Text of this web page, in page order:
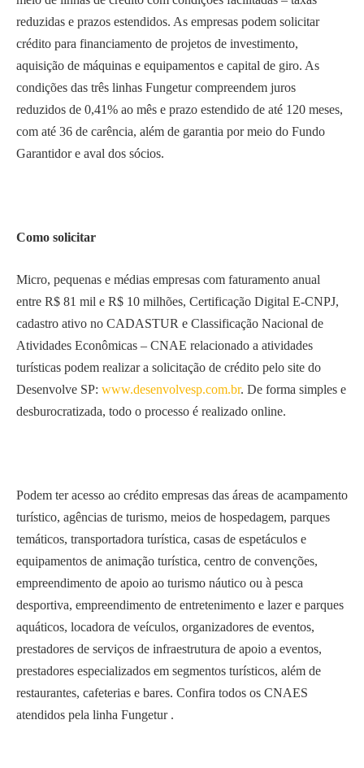
reduzidas e prazos estendidos. As empresas podem solicitar
crédito para financiamento de projetos de investimento,
aquisição de máquinas e equipamentos e capital de giro. As
condições das três linhas Fungetur compreendem juros
reduzidos de 0,41% ao mês e prazo estendido de até 120 meses,
com até 36 de carência, além de garantia por meio do Fundo
Garantidor e aval dos sócios.
Como solicitar
Micro, pequenas e médias empresas com faturamento anual
entre R$ 81 mil e R$ 10 milhões, Certificação Digital E-CNPJ,
cadastro ativo no CADASTUR e Classificação Nacional de
Atividades Econômicas – CNAE relacionado a atividades
turísticas podem realizar a solicitação de crédito pelo site do
Desenvolve SP: www.desenvolvesp.com.br. De forma simples e
desburocratizada, todo o processo é realizado online.
Podem ter acesso ao crédito empresas das áreas de acampamento
turístico, agências de turismo, meios de hospedagem, parques
temáticos, transportadora turística, casas de espetáculos e
equipamentos de animação turística, centro de convenções,
empreendimento de apoio ao turismo náutico ou à pesca
desportiva, empreendimento de entretenimento e lazer e parques
aquáticos, locadora de veículos, organizadores de eventos,
prestadores de serviços de infraestrutura de apoio a eventos,
prestadores especializados em segmentos turísticos, além de
restaurantes, cafeterias e bares. Confira todos os CNAES
atendidos pela linha Fungetur .